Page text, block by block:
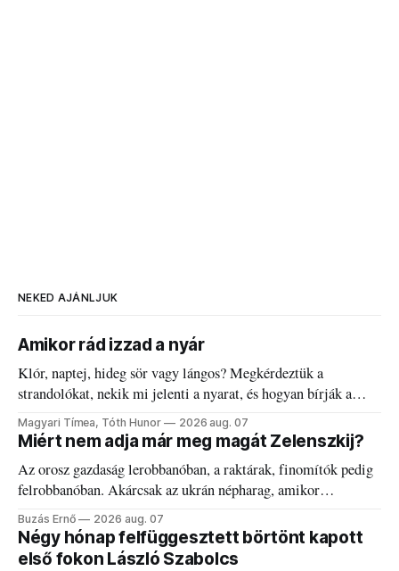
NEKED AJÁNLJUK
Amikor rád izzad a nyár
Klór, naptej, hideg sör vagy lángos? Megkérdeztük a
strandolókat, nekik mi jelenti a nyarat, és hogyan bírják a
kánikulát.
Magyari Tímea, Tóth Hunor 2026 aug. 07
Miért nem adja már meg magát Zelenszkij?
Az orosz gazdaság lerobbanóban, a raktárak, finomítók pedig
felrobbanóban. Akárcsak az ukrán népharag, amikor
elégedetlen vezetőivel.
Buzás Ernő 2026 aug. 07
Négy hónap felfüggesztett börtönt kapott
első fokon László Szabolcs